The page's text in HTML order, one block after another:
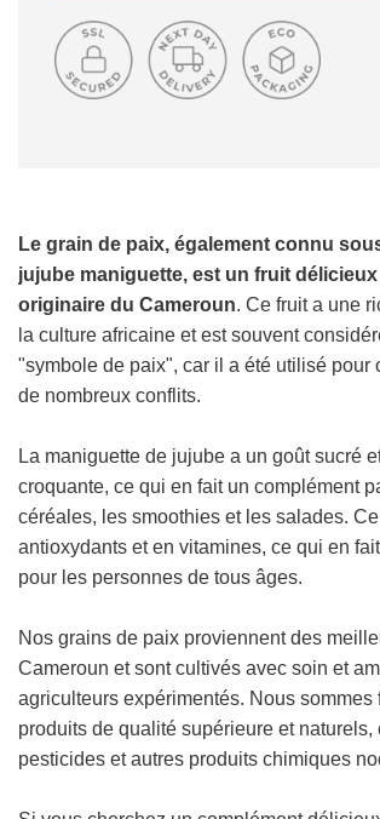
G
N
C
O
R
S
.
Le grain de paix, également connu
jujube maniguette, est un fruit
originaire du Cameroun. Ce fruit a une
la culture africaine et est souvent
"symbole de paix", car il a été utilisé pour
de nombreux conflits.
La maniguette de jujube a un goût sucré
croquante, ce qui en fait un complément
céréales, les smoothies et les salades.
antioxydants et en vitamines, ce qui en
pour les personnes de tous âges.
Nos grains de paix proviennent des
Cameroun et sont cultivés avec soin et
agriculteurs expérimentés. Nous sommes
produits de qualité supérieure et naturels,
pesticides et autres produits chimiques